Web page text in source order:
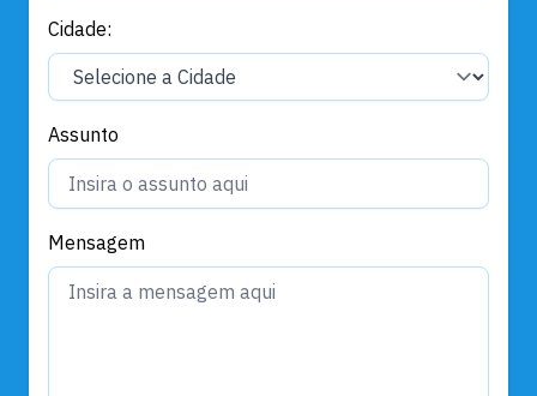
Cidade:
Assunto
Mensagem